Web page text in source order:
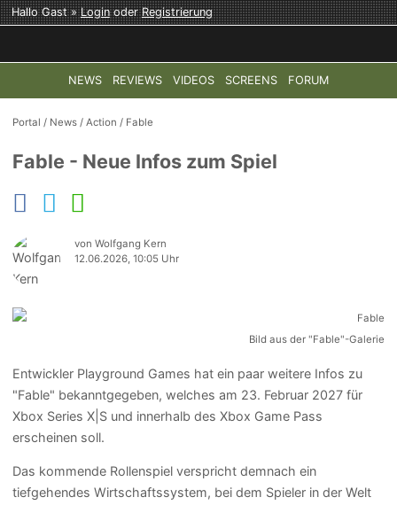
Hallo Gast »LoginoderRegistrierung
NEWS REVIEWS VIDEOS SCREENS FORUM
TOP-THEMEN: COD: MODERN WARFARE 4 HALO:
Portal / News /Action / Fable
Fable - Neue Infos zum Spiel
von Wolfgang Kern
12.06.2026, 10:05 Uhr
Bild aus der "Fable"-Galerie
Entwickler Playground Games hat ein paar weitere Infos zu
"Fable" bekanntgegeben, welches am 23. Februar 2027 für
Xbox Series X|S und innerhalb des Xbox Game Pass
erscheinen soll.
Das kommende Rollenspiel verspricht demnach ein
tiefgehendes Wirtschaftssystem, bei dem Spieler in der Welt